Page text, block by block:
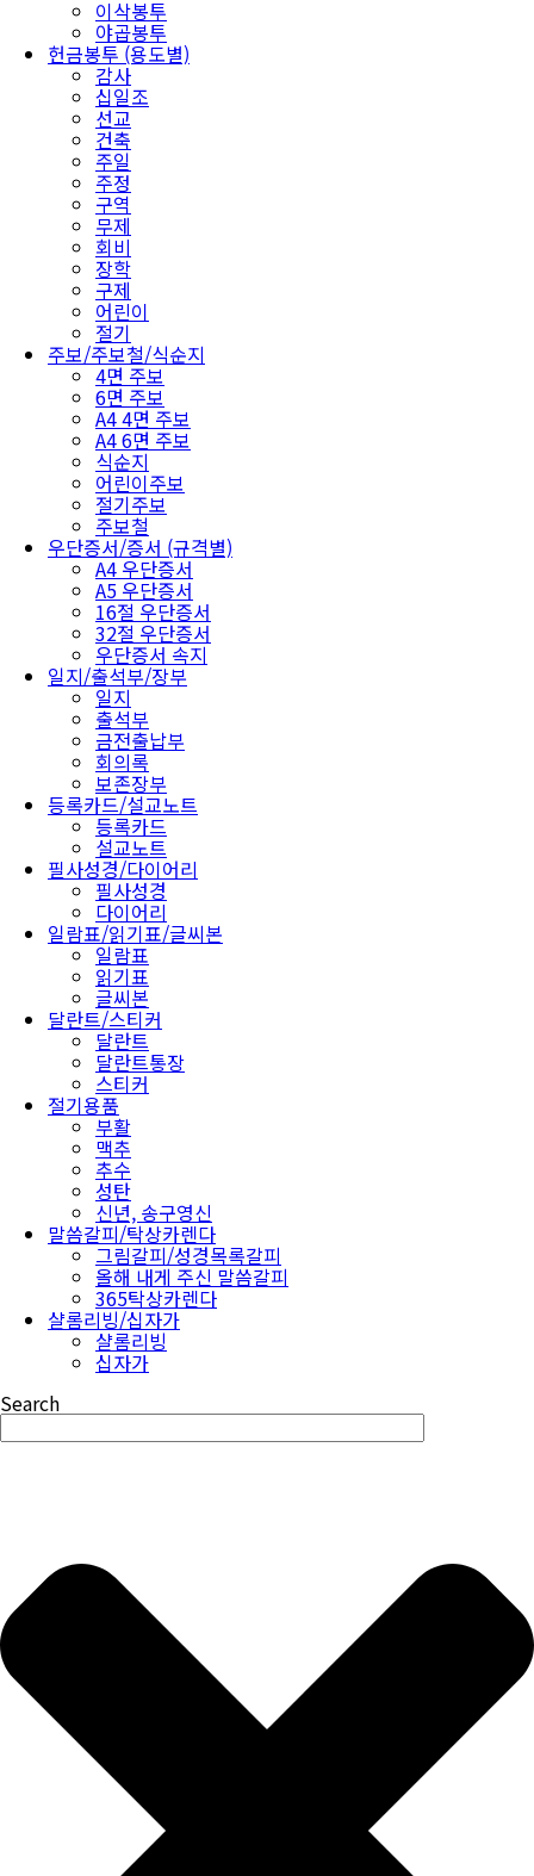
이삭봉투
야곱봉투
헌금봉투 (용도별)
감사
십일조
선교
건축
주일
주정
구역
무제
회비
장학
구제
어린이
절기
주보/주보철/식순지
4면 주보
6면 주보
A4 4면 주보
A4 6면 주보
식순지
어린이주보
절기주보
주보철
우단증서/증서 (규격별)
A4 우단증서
A5 우단증서
16절 우단증서
32절 우단증서
우단증서 속지
일지/출석부/장부
일지
출석부
금전출납부
회의록
보존장부
등록카드/설교노트
등록카드
설교노트
필사성경/다이어리
필사성경
다이어리
일람표/읽기표/글씨본
일람표
읽기표
글씨본
달란트/스티커
달란트
달란트통장
스티커
절기용품
부활
맥추
추수
성탄
신년, 송구영신
말씀갈피/탁상카렌다
그림갈피/성경목록갈피
올해 내게 주신 말씀갈피
365탁상카렌다
샬롬리빙/십자가
샬롬리빙
십자가
Search